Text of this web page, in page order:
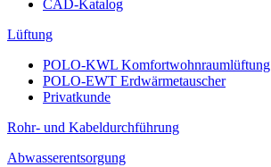
CAD-Katalog
Lüftung
POLO-KWL Komfortwohnraumlüftung
POLO-EWT Erdwärmetauscher
Privatkunde
Rohr- und Kabeldurchführung
Abwasserentsorgung